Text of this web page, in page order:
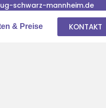
schwarz-mannheim.de
& Preise KONTAKT